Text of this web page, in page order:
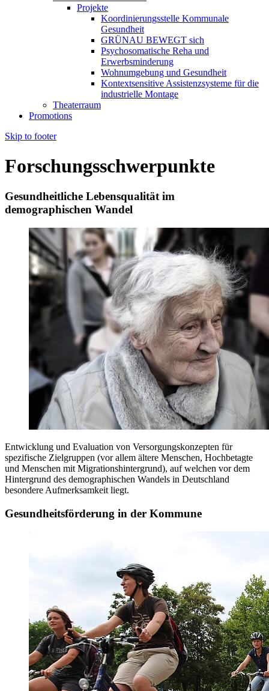
Projekte
Koordinierungsstelle Kommunale
Gesundheit
GRÜNAU BEWEGT sich
Psychosomatische Reha und
Erwerbsminderung
Wohnumgebung und Gesundheit
Kontextsensitive Assistenzsysteme für die
industrielle Montage
Theaterraum
Promotions
Skip to footer
Forschungsschwerpunkte
Gesundheitliche Lebensqualität im
demographischen Wandel
Entwicklung und Evaluation von Versorgungskonzepten für
spezifische Zielgruppen (vor allem ältere Menschen, Hochbetagte
und Menschen mit Migrationshintergrund), auf welchen vor dem
Hintergrund des demographischen Wandels in Deutschland
besondere Aufmerksamkeit liegt.
Gesundheitsförderung in der Kommune